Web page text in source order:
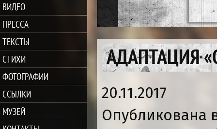
ВИДЕО
ПРЕССА
ТЕКСТЫ
СТИХИ
ФОТОГРАФИИ
ССЫЛКИ
МУЗЕЙ
АДАПТАЦИЯ
20.11.2017
Опубликована